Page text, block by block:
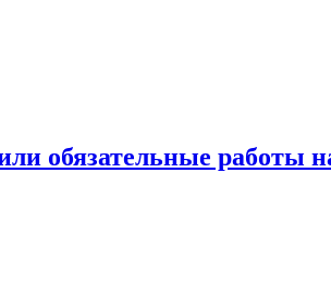
обязательные работы